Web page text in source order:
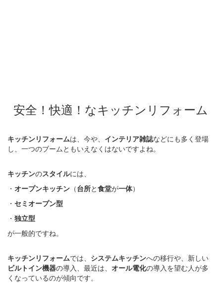
安全！快適！なキッチンリフォーム
キッチンリフォームは、今や、 インテリア雑誌などにも多く登場
し、一つのブームともいえなくはないですよね。
キッチンのスタイルには、
・ オープンキッチン （台所と食堂が一体）
・ セミオープン型
・ 独立型
が一般的ですね。
キッチンリフォームでは、 システムキッチンへの移行や、新しい
ビルトイン機器の導入、最近は、 オール電化の導入を望む人が多
くなっているのが傾向です。